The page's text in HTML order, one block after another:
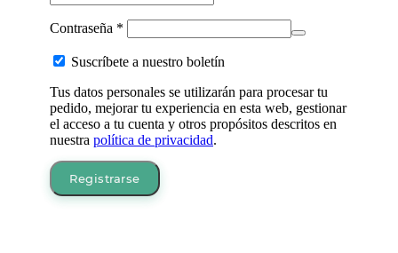
Contraseña *
Suscríbete a nuestro boletín
Tus datos personales se utilizarán para procesar tu
pedido, mejorar tu experiencia en esta web, gestionar
el acceso a tu cuenta y otros propósitos descritos en
nuestra política de privacidad.
Registrarse